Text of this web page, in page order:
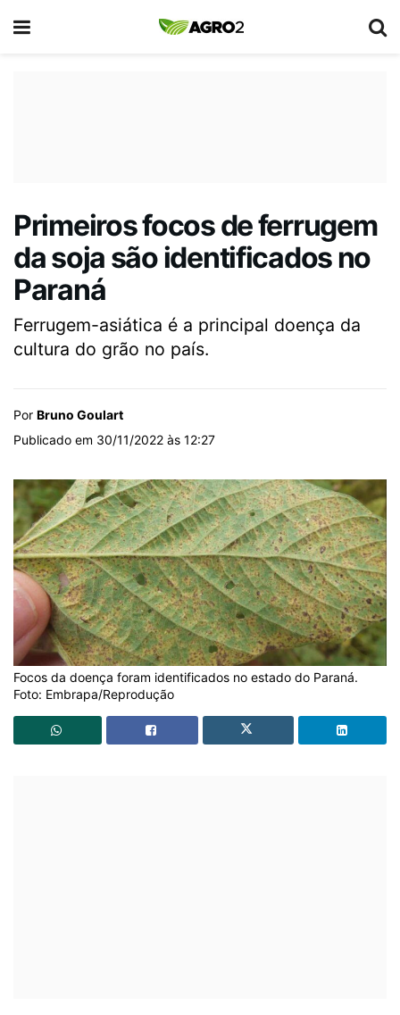
Primeiros focos de ferrugem
da soja são identificados no
Paraná
Ferrugem-asiática é a principal doença da
cultura do grão no país.
Por Bruno Goulart
Publicado em 30/11/2022 às 12:27
Focos da doença foram identificados no estado do Paraná.
Foto: Embrapa/Reprodução